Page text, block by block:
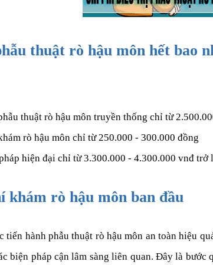
thuật rò hậu môn hết bao
thuật rò hậu môn truyền thống chỉ từ
rò hậu môn chỉ từ 250.000 - 300.000 đồng
hiện đại chỉ từ 3.300.000 - 4.300.000 vnđ trở
khám rò hậu môn ban đầu
tiến hành phẫu thuật rò hậu môn an toàn hiệu
biện pháp cận lâm sàng liên quan. Đây là